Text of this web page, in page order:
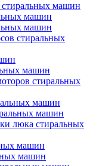
стиральных машин
машин
машин
стиральных
машин
стиральных
машин
машин
люка стиральных
машин
машин